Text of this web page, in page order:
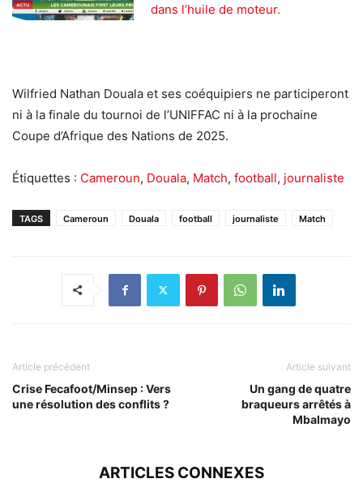
dans l’huile de moteur.
Wilfried Nathan Douala et ses coéquipiers ne participeront
ni à la finale du tournoi de l’UNIFFAC ni à la prochaine
Coupe d’Afrique des Nations de 2025.
Étiquettes : Cameroun, Douala, Match, football, journaliste
TAGS Cameroun Douala football journaliste Match
Article précédent
Crise Fecafoot/Minsep : Vers
une résolution des conflits ?
Article suivant
Un gang de quatre
braqueurs arrêtés à
Mbalmayo
ARTICLES CONNEXES